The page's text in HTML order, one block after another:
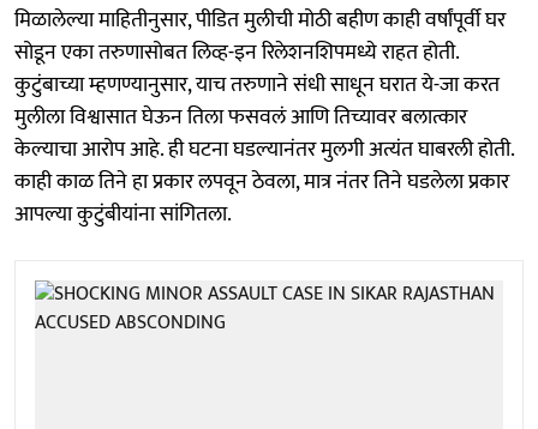
मिळालेल्या माहितीनुसार, पीडित मुलीची मोठी बहीण काही वर्षांपूर्वी घर
सोडून एका तरुणासोबत लिव्ह-इन रिलेशनशिपमध्ये राहत होती.
कुटुंबाच्या म्हणण्यानुसार, याच तरुणाने संधी साधून घरात ये-जा करत
मुलीला विश्वासात घेऊन तिला फसवलं आणि तिच्यावर बलात्कार
केल्याचा आरोप आहे. ही घटना घडल्यानंतर मुलगी अत्यंत घाबरली होती.
काही काळ तिने हा प्रकार लपवून ठेवला, मात्र नंतर तिने घडलेला प्रकार
आपल्या कुटुंबीयांना सांगितला.